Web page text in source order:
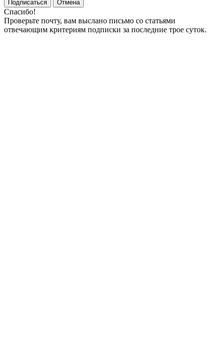
Подписаться
Отмена
Спасибо!
Проверьте почту, вам выслано письмо со статьями
отвечающим критериям подписки за последние трое суток.